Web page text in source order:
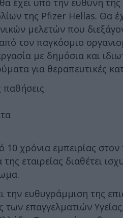
της Pfizer Hellas. Θα
μελετών που
τον παγκόσμιο
με δημόσια και
για θεραπευτικές
παθήσεις
10 χρόνια εμπειρίας
της εταιρείας διαθέτει
την ευθυγράμμιση της
των επαγγελματιών